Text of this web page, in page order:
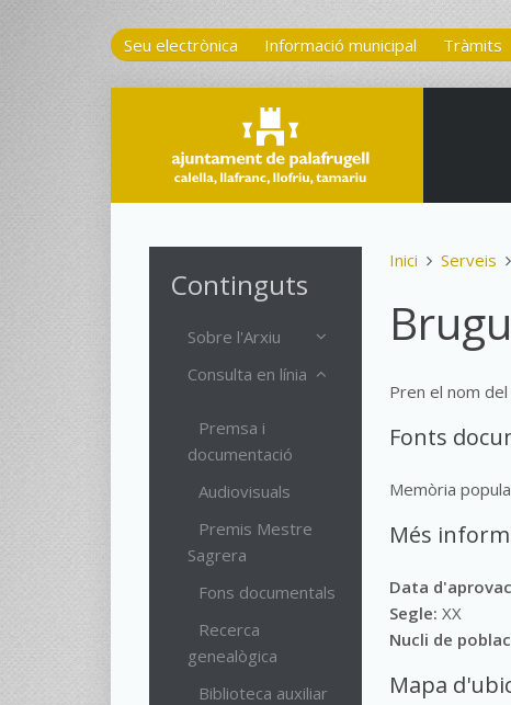
Seu electrònica Informació municipal Tràmits
Inici Serveis
Pren el nom
Fonts
Memòria
Més
Data
Segle:XX
Nucli de
Mapa
Continguts
Sobre l'Arxiu
Consulta en línia
Premsa i
documentació
Audiovisuals
Premis Mestre
Sagrera
Fons documentals
Recerca
genealògica
Biblioteca auxiliar